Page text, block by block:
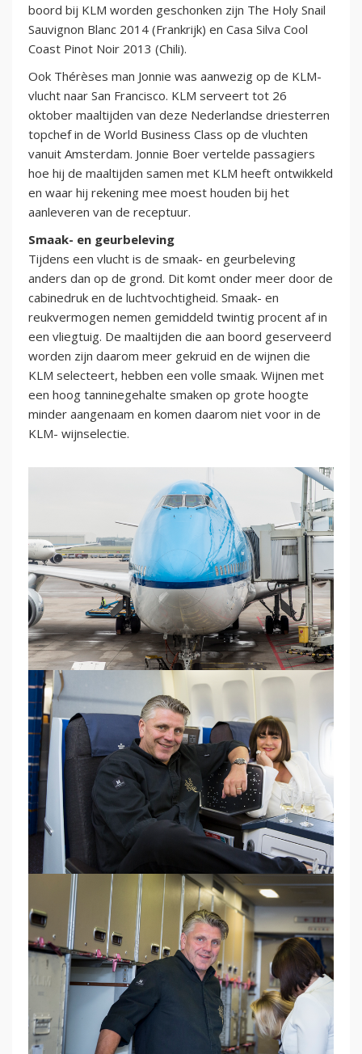
boord bij KLM worden geschonken zijn The Holy Snail
Sauvignon Blanc 2014 (Frankrijk) en Casa Silva Cool
Coast Pinot Noir 2013 (Chili).
Ook Thérèses man Jonnie was aanwezig op de KLM-
vlucht naar San Francisco. KLM serveert tot 26
oktober maaltijden van deze Nederlandse driesterren
topchef in de World Business Class op de vluchten
vanuit Amsterdam. Jonnie Boer vertelde passagiers
hoe hij de maaltijden samen met KLM heeft ontwikkeld
en waar hij rekening mee moest houden bij het
aanleveren van de receptuur.
Smaak- en geurbeleving
Tijdens een vlucht is de smaak- en geurbeleving
anders dan op de grond. Dit komt onder meer door de
cabinedruk en de luchtvochtigheid. Smaak- en
reukvermogen nemen gemiddeld twintig procent af in
een vliegtuig. De maaltijden die aan boord geserveerd
worden zijn daarom meer gekruid en de wijnen die
KLM selecteert, hebben een volle smaak. Wijnen met
een hoog tanninegehalte smaken op grote hoogte
minder aangenaam en komen daarom niet voor in de
KLM- wijnselectie.